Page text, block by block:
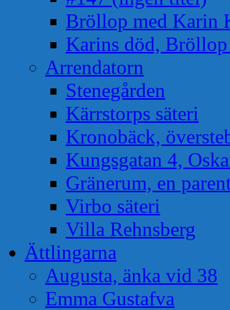
Bröllop med Karin
Karins död,
Arrendatorn
Stenegården
Kärrstorps säteri
Kronobäck,
Kungsgatan 4,
Gränerum, en
Virbo säteri
Villa Rehnsberg
Ättlingarna
Augusta, änka vid 38
Emma Gustafva